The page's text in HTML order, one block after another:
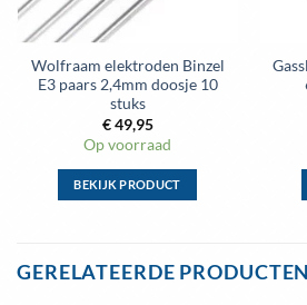
Wolfraam elektroden Binzel
E3 paars 2,4mm doosje 10
stuks
€49,95
Op voorraad
BEKIJK PRODUCT
meerdere
GERELATEERDE PRODUCTEN